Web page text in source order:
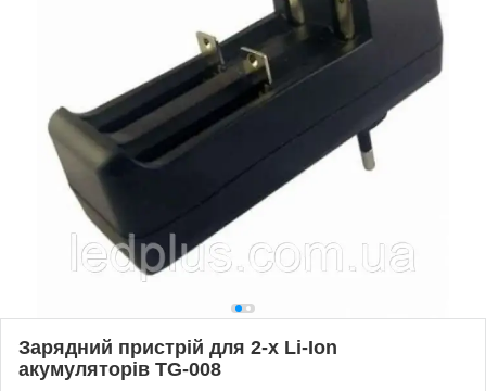
Зарядний пристрій для 2-х Li-Ion
акумуляторів TG-008